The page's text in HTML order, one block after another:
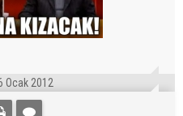
Ocak 2012